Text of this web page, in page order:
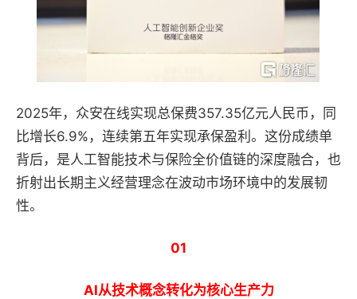
2025年，众安在线实现总保费357.35亿元人民币，同
比增长6.9%，连续第五年实现承保盈利。这份成绩单
背后，是人工智能技术与保险全价值链的深度融合，也
折射出长期主义经营理念在波动市场环境中的发展韧
性。
01
AI从技术概念转化为核心生产力